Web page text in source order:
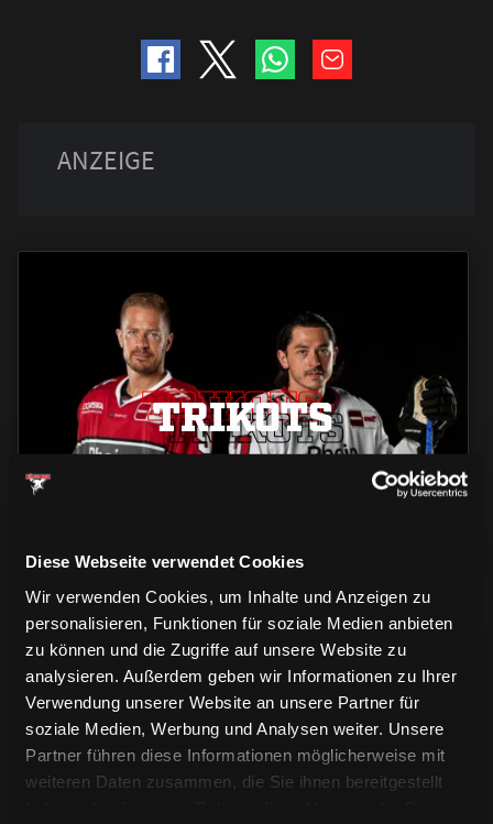
Diese Webseite verwendet Cookies
Wir verwenden Cookies, um Inhalte und Anzeigen zu
personalisieren, Funktionen für soziale Medien anbieten
zu können und die Zugriffe auf unsere Website zu
analysieren. Außerdem geben wir Informationen zu Ihrer
Verwendung unserer Website an unsere Partner für
soziale Medien, Werbung und Analysen weiter. Unsere
Partner führen diese Informationen möglicherweise mit
weiteren Daten zusammen, die Sie ihnen bereitgestellt
TRIKOTS
TRIKOTS
TRIKOTS
CAPS & CO
CAPS & CO
CAPS & CO